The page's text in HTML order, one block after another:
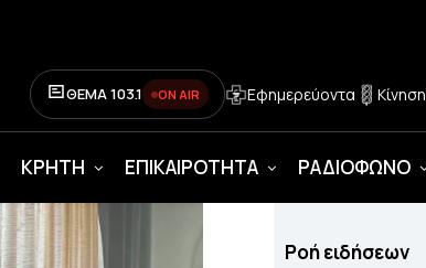
ΘΕΜΑ 103.1 ON AIR Εφημερεύοντα Κίνηση
ΚΡΗΤΗ ΕΠΙΚΑΙΡΟΤΗΤΑ ΡΑΔΙΟΦΩΝΟ
Ροή ειδήσεων